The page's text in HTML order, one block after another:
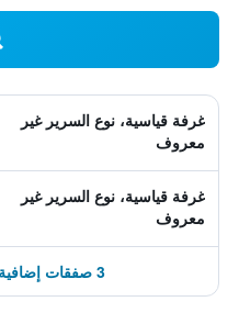
غرفة قياسية، نوع السرير غير
معروف
غرفة قياسية، نوع السرير غير
معروف
3 صفقات إضافية ابتداءً من 150 ﷼